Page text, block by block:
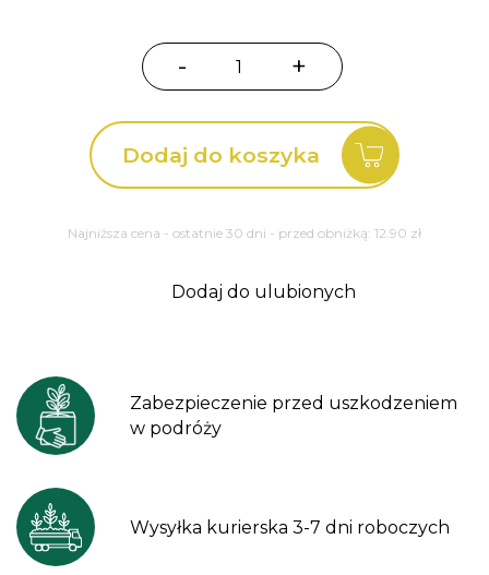
-
ilość
Czekoladowa
Mentha
+
Dodaj do koszyka
Najniższa cena - ostatnie 30 dni - przed obniżką: 12.90 zł
Dodaj do ulubionych
Zabezpieczenie przed uszkodzeniem
w podróży
Wysyłka kurierska 3-7 dni roboczych